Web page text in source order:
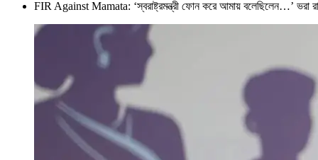
FIR Against Mamata: ‘স্বরাষ্ট্রমন্ত্রী ফোন করে আমায় বলেছিলেন…’